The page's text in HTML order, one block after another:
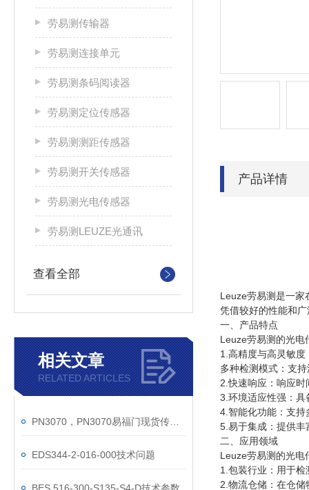
劳易测传输器
劳易测连接单元
劳易测条码阅读器
劳易测定位传感器
劳易测测距传感器
劳易测开关传感器
劳易测光电传感器
劳易测LEUZE光通讯
查看全部
相关文章
RELATED ARTICLES
EDS344-2-016-000技术问题
产品详情
Leuze劳易测是一家
凭借较好的性能和
一、产品特点
Leuze劳易测的光电
1.高精度与高灵敏
多种检测模式：支
2.快速响应：响应
3.环境适应性强：
4.智能化功能：支
5.易于集成：提供
二、应用领域
Leuze劳易测的光电
1.包装行业：用于
2.物流仓储：在仓